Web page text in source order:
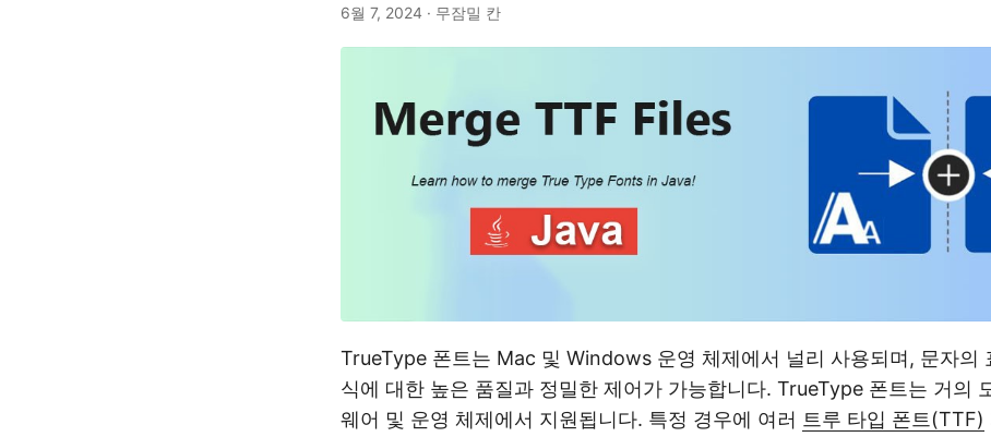
6월 7, 2024 · 무잠밀 칸
TrueType 폰트는 Mac 및 Windows 운영 체제에서 널리 사용되며, 문자의
식에 대한 높은 품질과 정밀한 제어가 가능합니다. TrueType 폰트는 거의
웨어 및 운영 체제에서 지원됩니다. 특정 경우에 여러 트루 타입 폰트(TTF)